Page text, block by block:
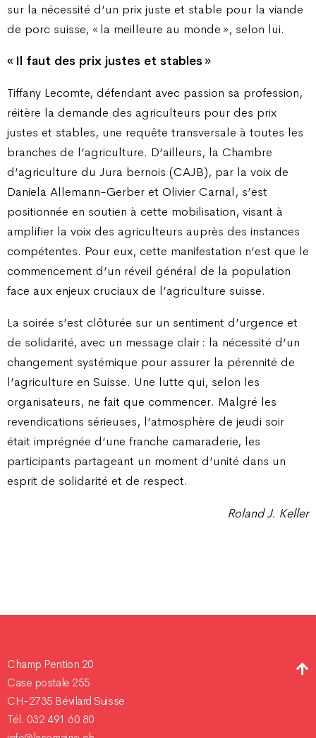
sur la nécessité d’un prix juste et stable pour la viande
de porc suisse, « la meilleure au monde », selon lui.
« Il faut des prix justes et stables »
Tiffany Lecomte, défendant avec passion sa profession,
réitère la demande des agriculteurs pour des prix
justes et stables, une requête transversale à toutes les
branches de l’agriculture. D’ailleurs, la Chambre
d’agriculture du Jura bernois (CAJB), par la voix de
Daniela Allemann-Gerber et Olivier Carnal, s’est
positionnée en soutien à cette mobilisation, visant à
amplifier la voix des agriculteurs auprès des instances
compétentes. Pour eux, cette manifestation n’est que le
commencement d’un réveil général de la population
face aux enjeux cruciaux de l’agriculture suisse.
La soirée s’est clôturée sur un sentiment d’urgence et
de solidarité, avec un message clair : la nécessité d’un
changement systémique pour assurer la pérennité de
l’agriculture en Suisse. Une lutte qui, selon les
organisateurs, ne fait que commencer. Malgré les
revendications sérieuses, l’atmosphère de jeudi soir
était imprégnée d’une franche camaraderie, les
participants partageant un moment d’unité dans un
esprit de solidarité et de respect.
Roland J. Keller
Champ Pention 20
Case postale 255
CH-2735 Bévilard Suisse
Tél. 032 491 60 80